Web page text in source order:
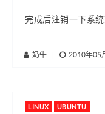
完成后注销一下系
奶牛 2010年05
LINUX UBUNTU